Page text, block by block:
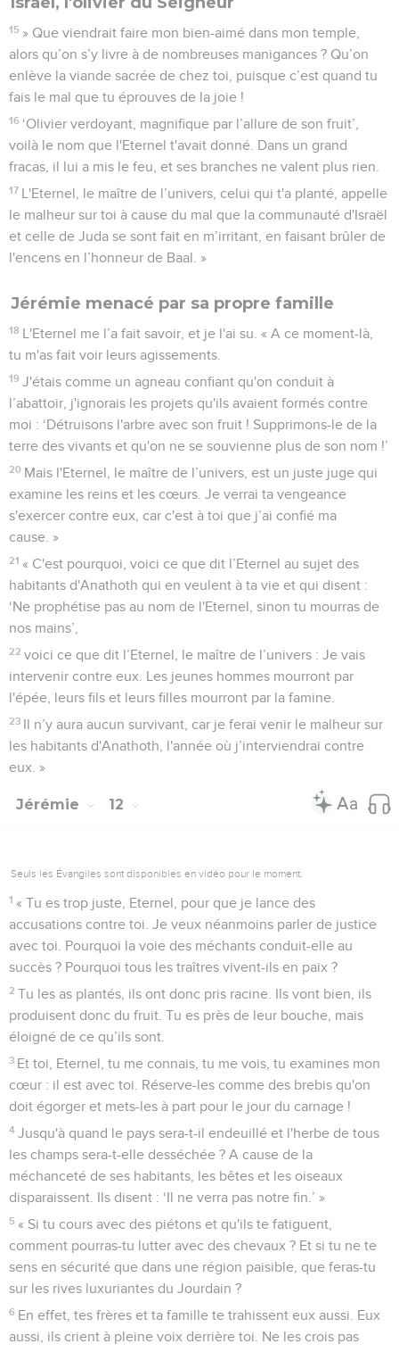
15 » Que viendrait faire mon bien-aimé dans mon temple,
alors qu’on s’y livre à de nombreuses manigances ? Qu’on
enlève la viande sacrée de chez toi, puisque c’est quand tu
fais le mal que tu éprouves de la joie !
16 ‘Olivier verdoyant, magnifique par l’allure de son fruit’,
voilà le nom que l'Eternel t'avait donné. Dans un grand
fracas, il lui a mis le feu, et ses branches ne valent plus rien.
17 L'Eternel, le maître de l’univers, celui qui t'a planté, appelle
le malheur sur toi à cause du mal que la communauté d'Israël
et celle de Juda se sont fait en m’irritant, en faisant brûler de
l'encens en l’honneur de Baal. »
Jérémie menacé par sa propre famille
18 L'Eternel me l’a fait savoir, et je l'ai su. « A ce moment-là,
tu m'as fait voir leurs agissements.
19 J'étais comme un agneau confiant qu'on conduit à
l’abattoir, j'ignorais les projets qu'ils avaient formés contre
moi : ‘Détruisons l'arbre avec son fruit ! Supprimons-le de la
terre des vivants et qu'on ne se souvienne plus de son nom !’
20 Mais l'Eternel, le maître de l’univers, est un juste juge qui
examine les reins et les cœurs. Je verrai ta vengeance
s'exercer contre eux, car c'est à toi que j’ai confié ma
cause. »
21 « C'est pourquoi, voici ce que dit l’Eternel au sujet des
habitants d'Anathoth qui en veulent à ta vie et qui disent :
‘Ne prophétise pas au nom de l'Eternel, sinon tu mourras de
nos mains’,
22 voici ce que dit l’Eternel, le maître de l’univers : Je vais
intervenir contre eux. Les jeunes hommes mourront par
l'épée, leurs fils et leurs filles mourront par la famine.
23 Il n’y aura aucun survivant, car je ferai venir le malheur sur
les habitants d'Anathoth, l'année où j’interviendrai contre
eux. »
Jérémie 12
Seuls les Évangiles sont disponibles en vidéo pour le moment.
1 « Tu es trop juste, Eternel, pour que je lance des
accusations contre toi. Je veux néanmoins parler de justice
avec toi. Pourquoi la voie des méchants conduit-elle au
succès ? Pourquoi tous les traîtres vivent-ils en paix ?
2 Tu les as plantés, ils ont donc pris racine. Ils vont bien, ils
produisent donc du fruit. Tu es près de leur bouche, mais
éloigné de ce qu’ils sont.
3 Et toi, Eternel, tu me connais, tu me vois, tu examines mon
cœur : il est avec toi. Réserve-les comme des brebis qu'on
doit égorger et mets-les à part pour le jour du carnage !
4 Jusqu'à quand le pays sera-t-il endeuillé et l'herbe de tous
les champs sera-t-elle desséchée ? A cause de la
méchanceté de ses habitants, les bêtes et les oiseaux
disparaissent. Ils disent : ‘Il ne verra pas notre fin.’ »
5 « Si tu cours avec des piétons et qu'ils te fatiguent,
comment pourras-tu lutter avec des chevaux ? Et si tu ne te
sens en sécurité que dans une région paisible, que feras-tu
sur les rives luxuriantes du Jourdain ?
6 En effet, tes frères et ta famille te trahissent eux aussi. Eux
aussi, ils crient à pleine voix derrière toi. Ne les crois pas